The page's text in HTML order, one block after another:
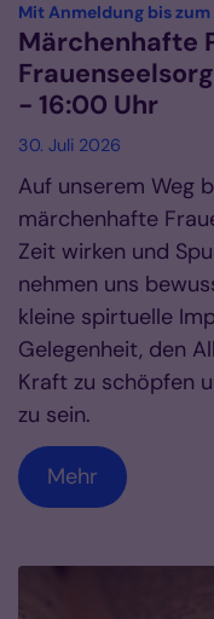
Mit Anmeldung bis
Märchenhafte
- 16:00 Uhr
30. Juli 2026
Auf unserem Weg
märchenhafte
Zeit wirken und
nehmen uns
kleine spirtuelle
Gelegenheit, den
Kraft zu schöpfen
zu sein.
Mehr